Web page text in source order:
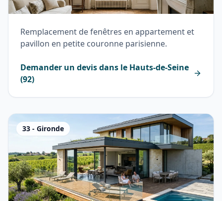
Remplacement de fenêtres en appartement et
pavillon en petite couronne parisienne.
Demander un devis dans le Hauts-de-Seine
(92)
33 - Gironde